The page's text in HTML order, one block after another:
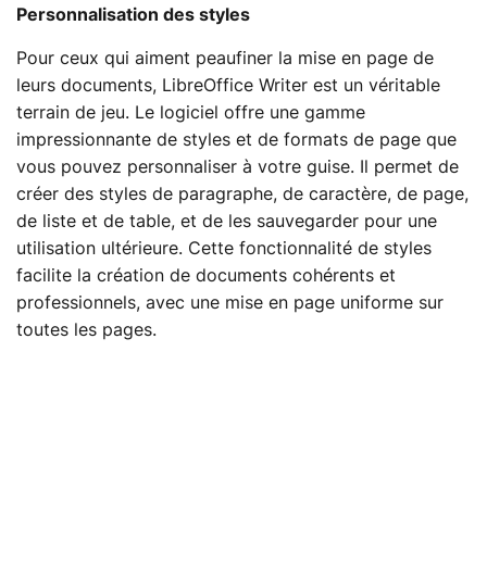
Personnalisation des styles
Pour ceux qui aiment peaufiner la mise en page de
leurs documents, LibreOffice Writer est un véritable
terrain de jeu. Le logiciel offre une gamme
impressionnante de styles et de formats de page que
vous pouvez personnaliser à votre guise. Il permet de
créer des styles de paragraphe, de caractère, de page,
de liste et de table, et de les sauvegarder pour une
utilisation ultérieure. Cette fonctionnalité de styles
facilite la création de documents cohérents et
professionnels, avec une mise en page uniforme sur
toutes les pages.